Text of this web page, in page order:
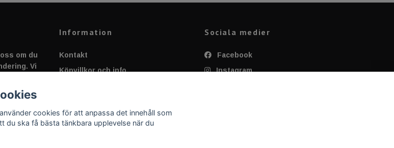
om du
Vi
Information
Kontakt
Köpvillkor och info
Applicering av Dekal
Sociala medier
Facebook
Instagram
cookies för att anpassa det innehåll som
du ska få bästa tänkbara upplevelse när du